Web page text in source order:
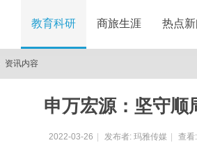
教育科研 商旅生涯 热点
资讯内容
申万宏源：坚守顺
2022-03-26 发布者: 玛雅传媒 查